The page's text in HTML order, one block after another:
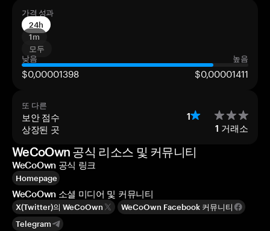
가격 성과
24h
1m
모두
낮음
높음
$0,00001398 $0,00001411
또 다른
보안 점수 1
상장된 곳 1 거래소
WeCoOwn 공식 리소스 및 커뮤니티
WeCoOwn 공식 링크
Homepage
WeCoOwn 소셜 미디어 및 커뮤니티
X(Twitter)의 WeCoOwn
WeCoOwn Facebook 커뮤니티
Telegram